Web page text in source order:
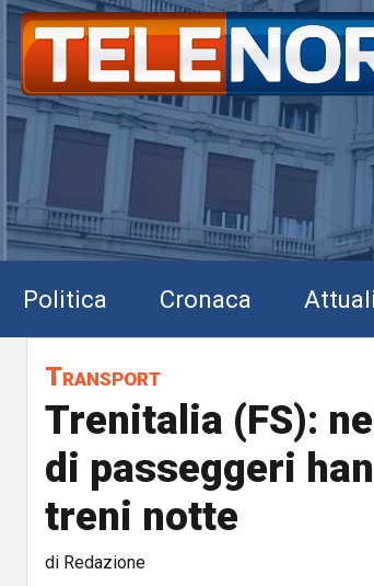
Politica Cronaca
Transport
Trenitalia (FS):
di passeggeri
treni notte
di Redazione